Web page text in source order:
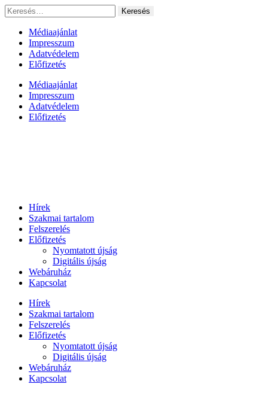
Ugrás
a
tartalomhoz
Keresés:
Médiaajánlat
Impresszum
Adatvédelem
Előfizetés
Médiaajánlat
Impresszum
Adatvédelem
Előfizetés
Hírek
Szakmai tartalom
Felszerelés
Előfizetés
Nyomtatott újság
Digitális újság
Webáruház
Kapcsolat
Hírek
Szakmai tartalom
Felszerelés
Előfizetés
Nyomtatott újság
Digitális újság
Webáruház
Kapcsolat